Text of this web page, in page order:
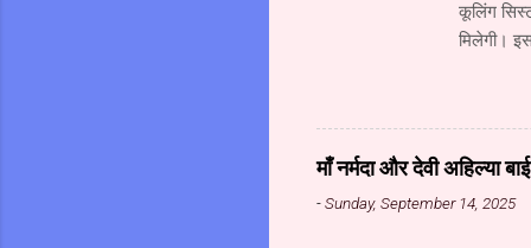
कूलिंग
मिलेगी।
का
रही है।
के विकास
किए गए हैं।
है। य...
माँ नर्मदा और देवी अहिल्या
-Sunday, September 14, 2025